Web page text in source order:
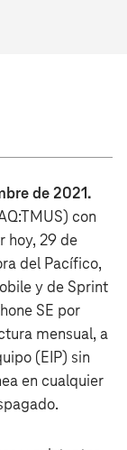
de 2021.
con
hoy, 29 de
del Pacífico,
y de Sprint
SE por
mensual, a
(EIP) sin
en cualquier